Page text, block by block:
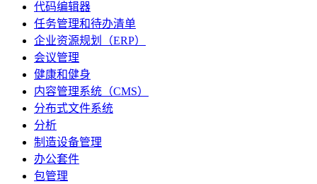
代码编辑器
任务管理和待办清单
企业资源规划（ERP）
会议管理
健康和健身
内容管理系统（CMS）
分布式文件系统
分析
制造设备管理
办公套件
包管理